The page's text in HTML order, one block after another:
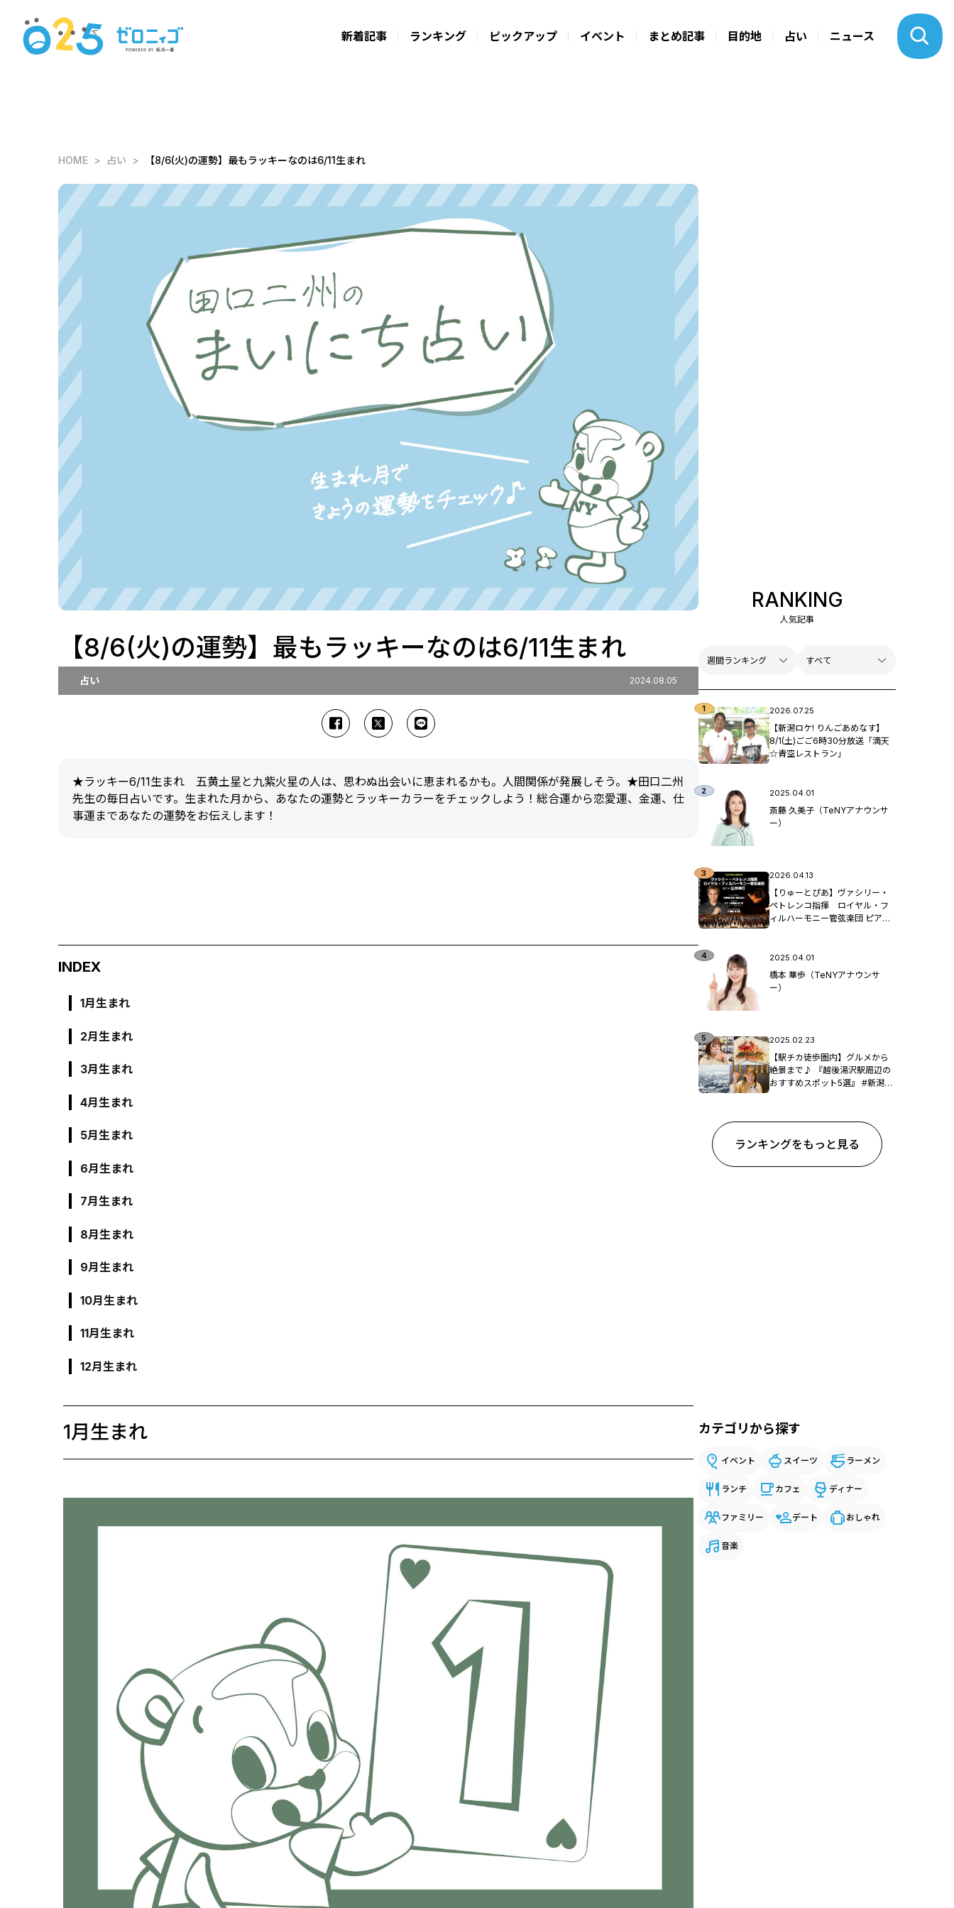
新着記事 ランキング ピックアップ イベント まとめ記事 目的地 占い ニュース
HOME 占い 【8/6(火)の運勢】最もラッキーなのは6/11生まれ
【8/6(火)の運勢】最もラッキーなのは6/11生まれ
占い 2024.08.05
★ラッキー6/11生まれ 五黄土星と九紫火星の人は、思わぬ出会いに恵まれるかも。人間関係が発展しそう。★田口二州
先生の毎日占いです。生まれた月から、あなたの運勢とラッキーカラーをチェックしよう！総合運から恋愛運、金運、仕
事運まであなたの運勢をお伝えします！
INDEX
1月生まれ
2月生まれ
3月生まれ
4月生まれ
5月生まれ
6月生まれ
7月生まれ
8月生まれ
9月生まれ
10月生まれ
11月生まれ
12月生まれ
1月生まれ
RANKING
人気記事
2026.07.25
【新潟ロケ! りんごあめなす】
8/1(土)ごご6時30分放送「満天
☆青空レストラン」
2025.04.01
斎藤 久美子（TeNYアナウンサ
ー）
2026.04.13
【りゅーとぴあ】ヴァシリー・
ペトレンコ指揮 ロイヤル・フ
ィルハーモニー管弦楽団 ピア
2025.04.01
橋本 華歩（TeNYアナウンサ
ー）
2025.02.23
【駅チカ徒歩圏内】グルメから
絶景まで♪ 『越後湯沢駅周辺の
おすすめスポット5選』 #新潟観
ランキングをもっと見る
カテゴリから探す
イベント スイーツ ラーメン
ランチ カフェ ディナー
ファミリー デート おしゃれ
音楽